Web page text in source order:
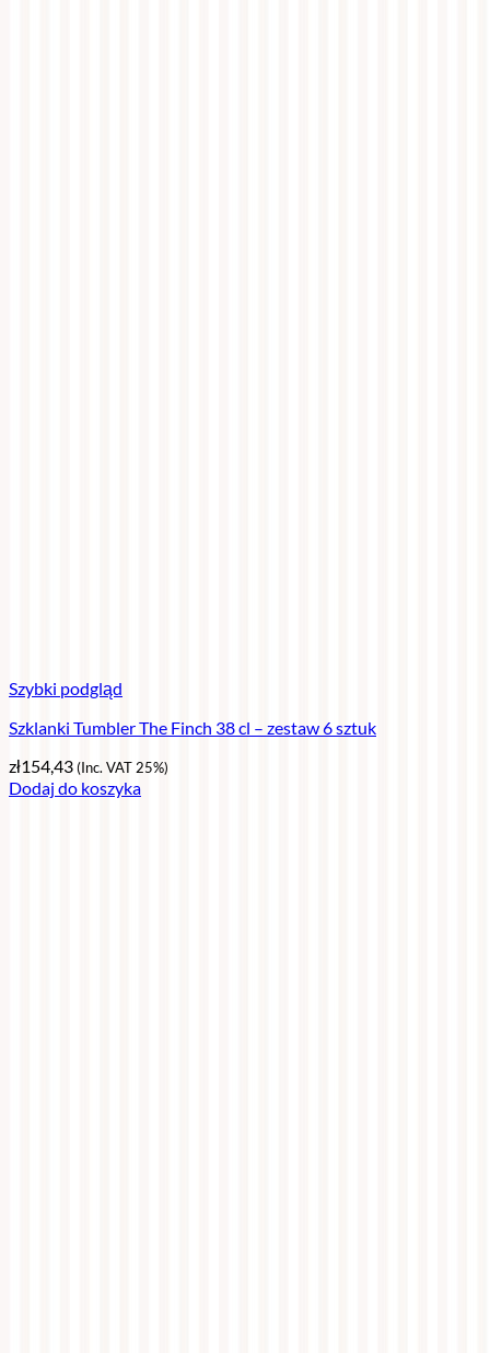
Szybki podgląd
Szklanki Tumbler The Finch 38 cl – zestaw 6 sztuk
zł154,43(Inc. VAT 25%)
Dodaj do koszyka